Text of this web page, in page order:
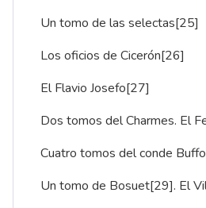
Un tomo de las selectas[25]
Los oficios de Cicerón[26]
El Flavio Josefo[27]
Dos tomos del Charmes. El
Cuatro tomos del conde
Un tomo de Bosuet[29]. El